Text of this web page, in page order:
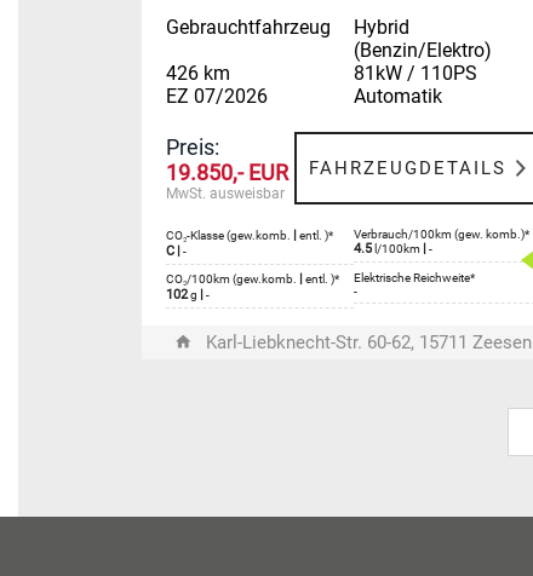
Gebrauchtfahrzeug
Hybrid
(Benzin/Elektro)
426 km
81kW / 110PS
EZ 07/2026
Automatik
Preis:
19.850,- EUR
MwSt. ausweisbar
FAHRZEUGDETAILS
CO₂-Klasse (gew.komb. | entl. )*
C | -
Verbrauch/100km (gew. komb.)*
4.5 l/100km | -
CO₂/100km (gew.komb. | entl. )*
102g | -
Elektrische Reichweite*
-
Karl-Liebknecht-Str. 60-62, 15711 Zeesen